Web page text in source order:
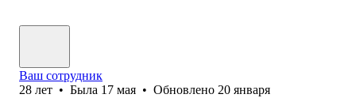
Ваш сотрудник
28 лет • Была 17 мая • Обновлено 20 января